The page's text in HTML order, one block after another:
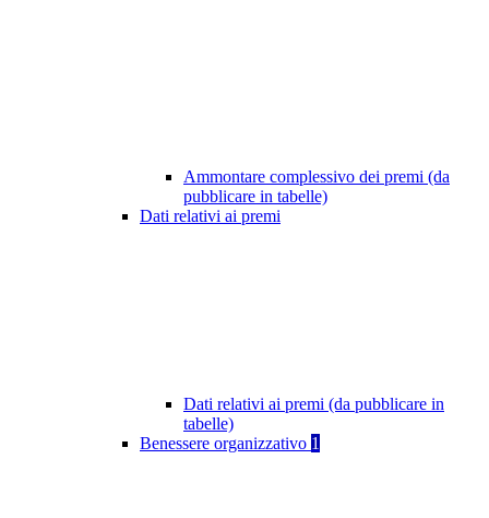
Ammontare complessivo dei premi (da
pubblicare in tabelle)
Dati relativi ai premi
Dati relativi ai premi (da pubblicare in
tabelle)
Benessere organizzativo 1